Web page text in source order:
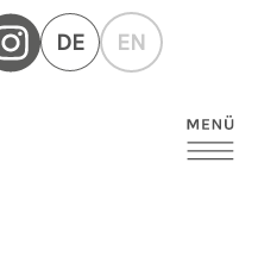
DE EN